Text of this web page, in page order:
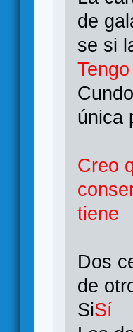
de
se si
única
Creo
tiene
Dos
de
SiSí